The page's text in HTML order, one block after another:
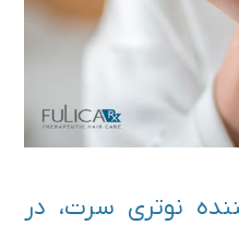
نوتری سرت، در